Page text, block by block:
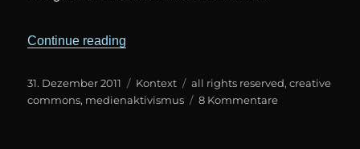
Continue reading
Posted
on
31. Dezember 2011 Categories
Kontext Tags
all rights reserved,creative
commons, medienaktivismus 8 Kommentarezu